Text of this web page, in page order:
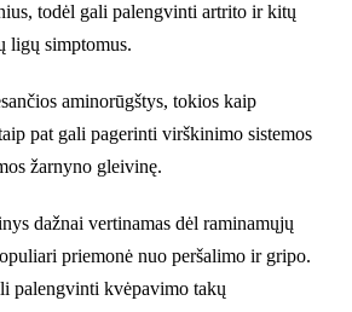
todėl gali palengvinti artrito ir kitų
ligų simptomus.
aminorūgštys, tokios kaip
pat gali pagerinti virškinimo sistemos
žarnyno gleivinę.
dažnai vertinamas dėl raminamųjų
priemonė nuo peršalimo ir gripo.
palengvinti kvėpavimo takų